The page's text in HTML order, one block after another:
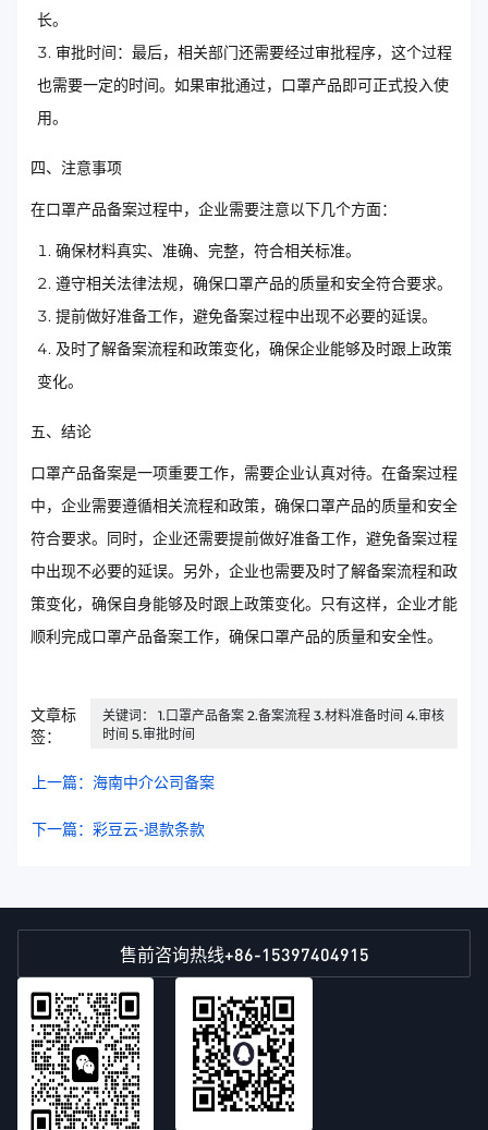
长。
审批时间：最后，相关部门还需要经过审批程序，这个过程
也需要一定的时间。如果审批通过，口罩产品即可正式投入使
用。
四、注意事项
在口罩产品备案过程中，企业需要注意以下几个方面：
确保材料真实、准确、完整，符合相关标准。
遵守相关法律法规，确保口罩产品的质量和安全符合要求。
提前做好准备工作，避免备案过程中出现不必要的延误。
及时了解备案流程和政策变化，确保企业能够及时跟上政策
变化。
五、结论
口罩产品备案是一项重要工作，需要企业认真对待。在备案过程
中，企业需要遵循相关流程和政策，确保口罩产品的质量和安全
符合要求。同时，企业还需要提前做好准备工作，避免备案过程
中出现不必要的延误。另外，企业也需要及时了解备案流程和政
策变化，确保自身能够及时跟上政策变化。只有这样，企业才能
顺利完成口罩产品备案工作，确保口罩产品的质量和安全性。
文章标
签：
关键词： 1.口罩产品备案 2.备案流程 3.材料准备时间 4.审核
时间 5.审批时间
上一篇：海南中介公司备案
下一篇：彩豆云-退款条款
售前咨询热线+86-15397404915